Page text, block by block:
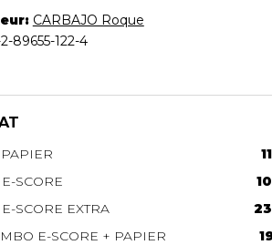
CARBAJO Roque
89655-122-4
PAPIER
E-SCORE
E-SCORE EXTRA
E-SCORE + PAPIER